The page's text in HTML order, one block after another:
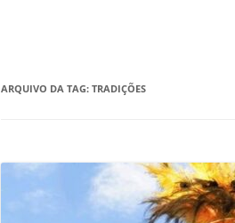
ARQUIVO DA TAG: TRADIÇÕES